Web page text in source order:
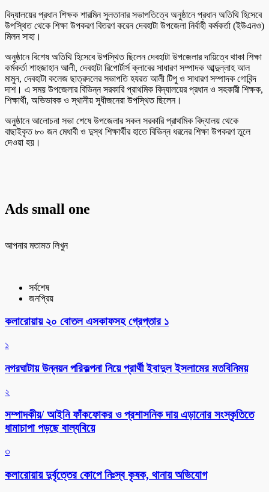
বিদ্যালয়ের প্রধান শিক্ষক শারমিন সুলতানার সভাপতিত্বে অনুষ্ঠানে প্রধান অতিথি হিসেবে
উপস্থিত থেকে শিক্ষা উপকরণ বিতরণ করেন দেবহাটা উপজেলা নির্বাহী কর্মকর্তা (ইউএনও)
মিলন সাহা।
অনুষ্ঠানে বিশেষ অতিথি হিসেবে উপস্থিত ছিলেন দেবহাটা উপজেলার দায়িত্বে থাকা শিক্ষা
কর্মকর্তা শাহজাহান আলী, দেবহাটা রিপোর্টার্স ক্লাবের সাধারণ সম্পাদক আব্দুল্লাহ আল
মামুন, দেবহাটা কলেজ ছাত্রদলের সভাপতি হযরত আলী টিপু ও সাধারণ সম্পাদক গোবিন্দ
দাশ। এ সময় উপজেলার বিভিন্ন সরকারি প্রাথমিক বিদ্যালয়ের প্রধান ও সহকারী শিক্ষক,
শিক্ষার্থী, অভিভাবক ও স্থানীয় সুধীজনেরা উপস্থিত ছিলেন।
অনুষ্ঠানে আলোচনা সভা শেষে উপজেলার সকল সরকারি প্রাথমিক বিদ্যালয় থেকে
বাছাইকৃত ৮০ জন মেধাবী ও দুস্থ শিক্ষার্থীর হাতে বিভিন্ন ধরনের শিক্ষা উপকরণ তুলে
দেওয়া হয়।
Ads small one
আপনার মতামত লিখুন
সর্বশেষ
জনপ্রিয়
কলারোয়ায় ২০ বোতল এসকাফসহ গ্রেপ্তার ১
১
নগরঘাটায় উন্নয়ন পরিকল্পনা নিয়ে প্রার্থী ইবাদুল ইসলামের মতবিনিময়
২
সম্পাদকীয়/ আইনি ফাঁকফোকর ও প্রশাসনিক দায় এড়ানোর সংস্কৃতিতে
ধামাচাপা পড়ছে বাল্যবিয়ে
৩
কলারোয়ায় দুর্বৃত্তের কোপে নিঃস্ব কৃষক, থানায় অভিযোগ